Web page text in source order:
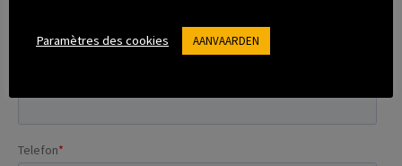
Paramètres des cookies AANVAARDEN